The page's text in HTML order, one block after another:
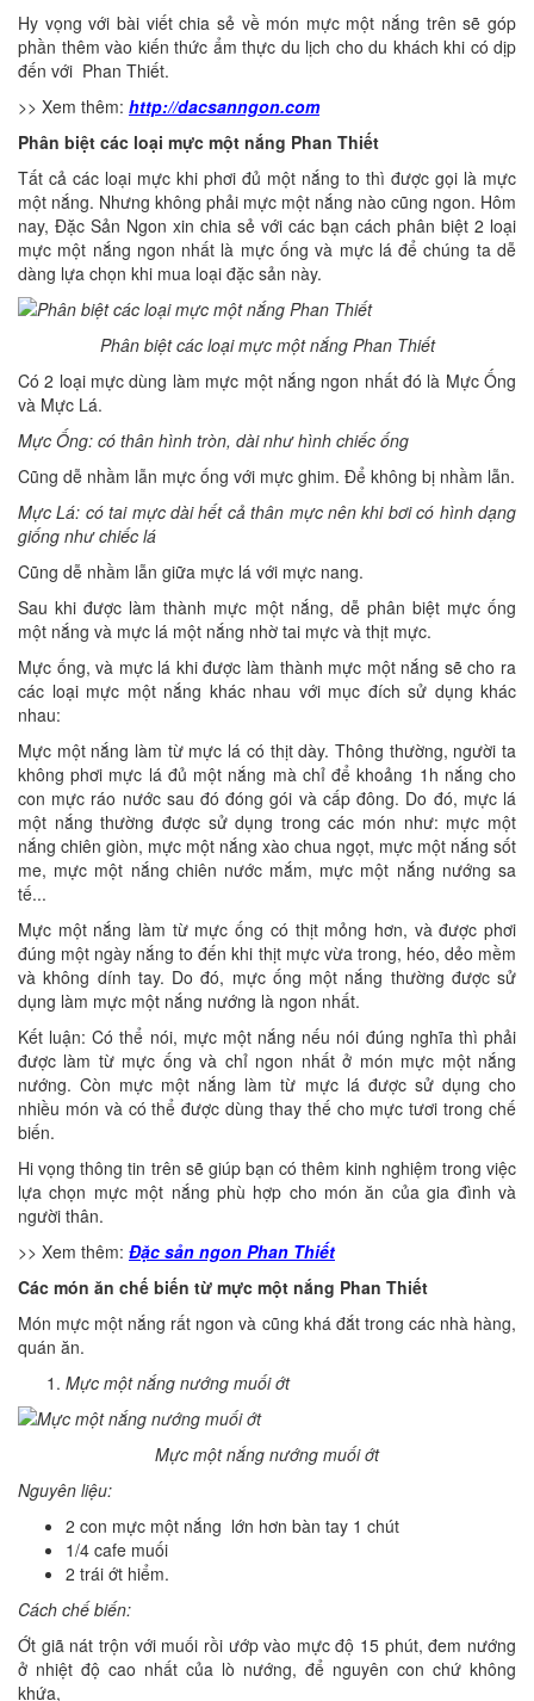
Hy vọng với bài viết chia sẻ về món mực một nắng trên sẽ góp
phần thêm vào kiến thức ẩm thực du lịch cho du khách khi có dịp
đến với Phan Thiết.
>> Xem thêm: http://dacsanngon.com
Phân biệt các loại mực một nắng Phan Thiết
Tất cả các loại mực khi phơi đủ một nắng to thì được gọi là mực
một nắng. Nhưng không phải mực một nắng nào cũng ngon. Hôm
nay, Đặc Sản Ngon xin chia sẻ với các bạn cách phân biệt 2 loại
mực một nắng ngon nhất là mực ống và mực lá để chúng ta dễ
dàng lựa chọn khi mua loại đặc sản này.
Phân biệt các loại mực một nắng Phan Thiết
Có 2 loại mực dùng làm mực một nắng ngon nhất đó là Mực Ống
và Mực Lá.
Mực Ống: có thân hình tròn, dài như hình chiếc ống
Cũng dễ nhầm lẫn mực ống với mực ghim. Để không bị nhầm lẫn.
Mực Lá: có tai mực dài hết cả thân mực nên khi bơi có hình dạng
giống như chiếc lá
Cũng dễ nhầm lẫn giữa mực lá với mực nang.
Sau khi được làm thành mực một nắng, dễ phân biệt mực ống
một nắng và mực lá một nắng nhờ tai mực và thịt mực.
Mực ống, và mực lá khi được làm thành mực một nắng sẽ cho ra
các loại mực một nắng khác nhau với mục đích sử dụng khác
nhau:
Mực một nắng làm từ mực lá có thịt dày. Thông thường, người ta
không phơi mực lá đủ một nắng mà chỉ để khoảng 1h nắng cho
con mực ráo nước sau đó đóng gói và cấp đông. Do đó, mực lá
một nắng thường được sử dụng trong các món như: mực một
nắng chiên giòn, mực một nắng xào chua ngọt, mực một nắng sốt
me, mực một nắng chiên nước mắm, mực một nắng nướng sa
tế...
Mực một nắng làm từ mực ống có thịt mỏng hơn, và được phơi
đúng một ngày nắng to đến khi thịt mực vừa trong, héo, dẻo mềm
và không dính tay. Do đó, mực ống một nắng thường được sử
dụng làm mực một nắng nướng là ngon nhất.
Kết luận: Có thể nói, mực một nắng nếu nói đúng nghĩa thì phải
được làm từ mực ống và chỉ ngon nhất ở món mực một nắng
nướng. Còn mực một nắng làm từ mực lá được sử dụng cho
nhiều món và có thể được dùng thay thế cho mực tươi trong chế
biến.
Hi vọng thông tin trên sẽ giúp bạn có thêm kinh nghiệm trong việc
lựa chọn mực một nắng phù hợp cho món ăn của gia đình và
người thân.
>> Xem thêm: Đặc sản ngon Phan Thiết
Các món ăn chế biến từ mực một nắng Phan Thiết
Món mực một nắng rất ngon và cũng khá đắt trong các nhà hàng,
quán ăn.
Mực một nắng nướng muối ớt
Mực một nắng nướng muối ớt
Nguyên liệu:
2 con mực một nắng lớn hơn bàn tay 1 chút
1/4 cafe muối
2 trái ớt hiểm.
Cách chế biến:
Ớt giã nát trộn với muối rồi ướp vào mực độ 15 phút, đem nướng
ở nhiệt độ cao nhất của lò nướng, để nguyên con chứ không
khứa,